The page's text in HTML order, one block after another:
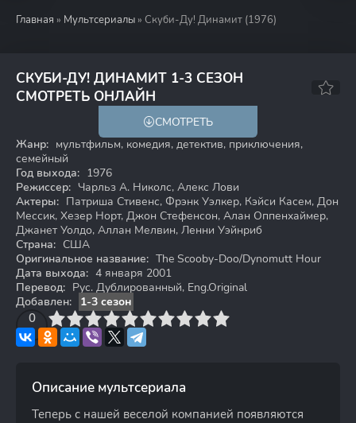
Главная » Мультсериалы » Скуби-Ду! Динамит (1976)
СКУБИ-ДУ! ДИНАМИТ 1-3 СЕЗОН
СМОТРЕТЬ ОНЛАЙН
6.4
СМОТРЕТЬ
Жанр: мультфильм, комедия, детектив, приключения,
семейный
Год выхода: 1976
Режиссер: Чарльз А. Николс, Алекс Лови
Актеры: Патриша Стивенс, Фрэнк Уэлкер, Кэйси Касем, Дон
Мессик, Хезер Норт, Джон Стефенсон, Алан Оппенхаймер,
Джанет Уолдо, Аллан Мелвин, Ленни Уэйнриб
Страна: США
Оригинальное название: The Scooby-Doo/Dynomutt Hour
Дата выхода: 4 января 2001
Перевод: Рус. Дублированный, Eng.Original
Добавлен:
1-3 сезон
0
4 6 7 8 9 10
Описание мультсериала
Теперь с нашей веселой компанией появляются